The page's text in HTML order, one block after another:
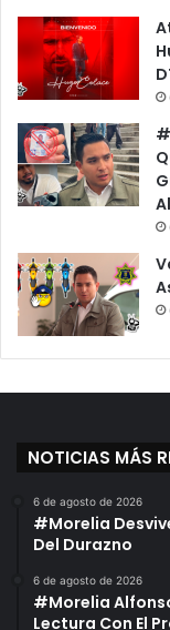
NOTICIAS MÁS
6 de agosto de 2026
#Morelia
Del Durazno
6 de agosto de 2026
#Morelia
Lectura Con El